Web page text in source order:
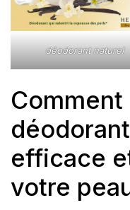
déodorant naturel
efficace
votre